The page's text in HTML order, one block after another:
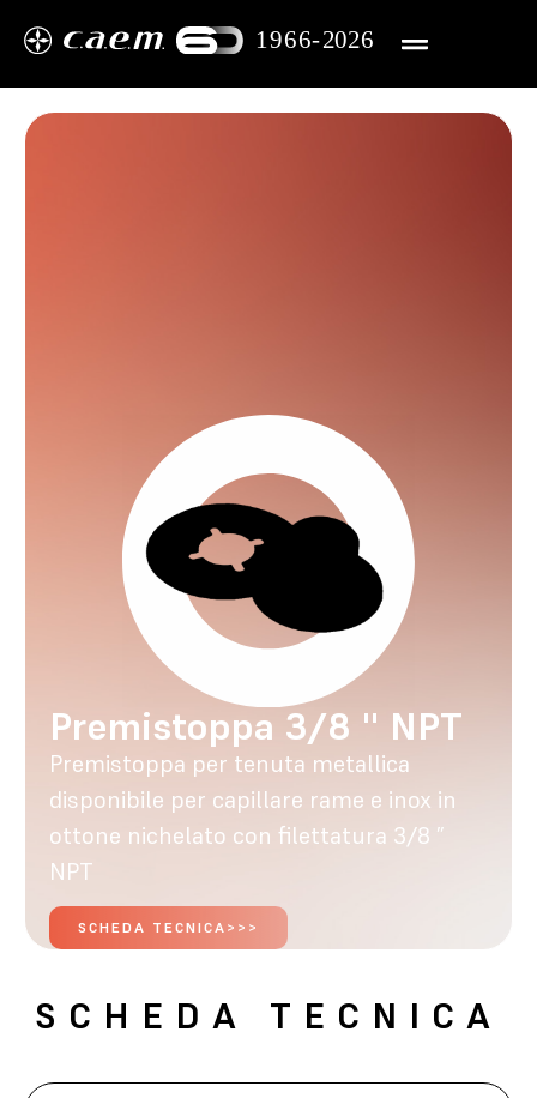
Premistoppa 3/8 '' NPT
Premistoppa per tenuta metallica
disponibile per capillare rame e inox in
ottone nichelato con filettatura 3/8 ”
NPT
SCHEDA TECNICA>>>
SCHEDA TECNICA